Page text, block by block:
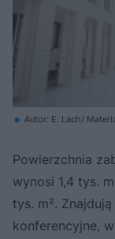
Autor: E. Lach/
Powierzchnia
wynosi 1,4 tys.
tys. m².
konferencyjne,